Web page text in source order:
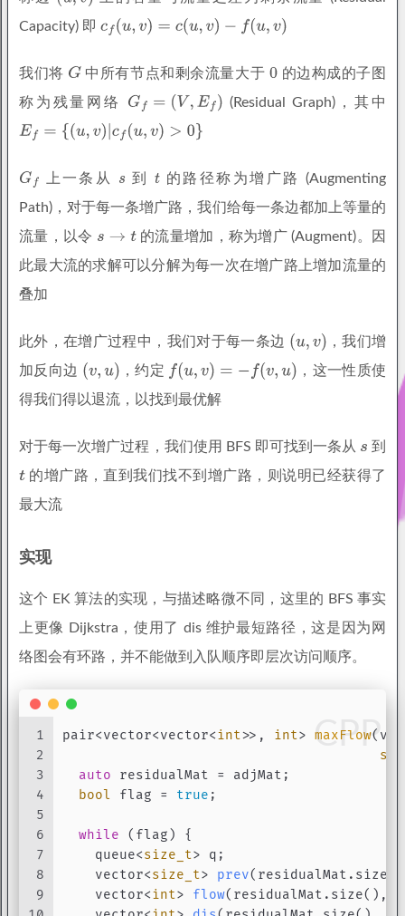
Capacity) 即
我们将 中所有节点和剩余流量大于
的边构成的子图
称为残量网络
(Residual Graph)，其中
上一条从 到
的路径称为增广路 (Augmenting
Path)，对于每一条增广路，我们给每一条边都加上等量的
流量，以令
的流量增加，称为增广 (Augment)。因
此最大流的求解可以分解为每一次在增广路上增加流量的
叠加
此外，在增广过程中，我们对于每一条边
，我们增
加反向边
，约定
，这一性质使
得我们得以退流，以找到最优解
对于每一次增广过程，我们使用 BFS 即可找到一条从
到
的增广路，直到我们找不到增广路，则说明已经获得了
最大流
实现
这个 EK 算法的实现，与描述略微不同，这里的 BFS 事实
上更像 Dijkstra，使用了 dis 维护最短路径，这是因为网
络图会有环路，并不能做到入队顺序即层次访问顺序。
CPP
1
2
3
4
5
6
7
8
9
pair<vector<vector<int>>, int> maxFlow
auto residualMat = adjMat;
bool
flag = true ;
while (flag) {
    queue<
size_t> q;
vector<size_t> prev
vector<int> flow(residualMat.size(),